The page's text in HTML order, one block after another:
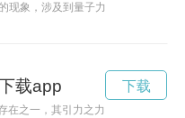
现象，涉及到量子力学和引力理论
载app
在之一，其引力之力无穷乡。科学
下载